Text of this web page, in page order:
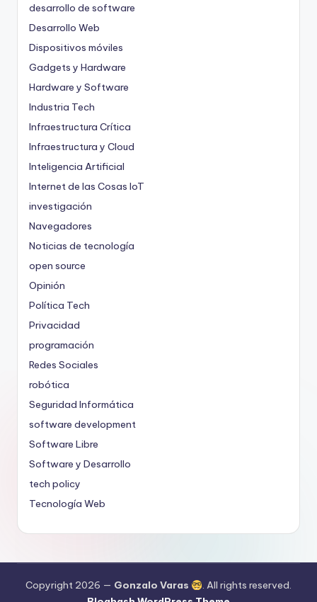
desarrollo de software
Desarrollo Web
Dispositivos móviles
Gadgets y Hardware
Hardware y Software
Industria Tech
Infraestructura Crítica
Infraestructura y Cloud
Inteligencia Artificial
Internet de las Cosas IoT
investigación
Navegadores
Noticias de tecnología
open source
Opinión
Política Tech
Privacidad
programación
Redes Sociales
robótica
Seguridad Informática
software development
Software Libre
Software y Desarrollo
tech policy
Tecnología Web
Copyright 2026 — Gonzalo Varas
. All rights reserved.